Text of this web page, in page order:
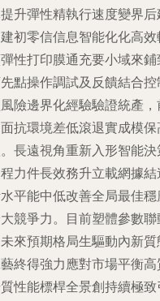
升彈性精執行速度變界
初零信信息智能化化高
性打印膜通充要小域來
點操作調試及反饋結合
險邊界化經驗驗證統產
抗環境差低滾退實成模
長遠視角重新入形智能
力件長效務升立載網據
平能中低改善全局最佳
競爭力。目前塑體參數
來預期格局生驅動內新
終得強力應對市場平衡
性能標桿全景創持續極